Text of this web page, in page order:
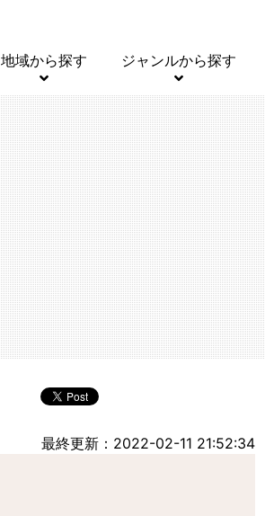
地域から探す ジャンルから探す
最終更新：2022-02-11 21:52:34